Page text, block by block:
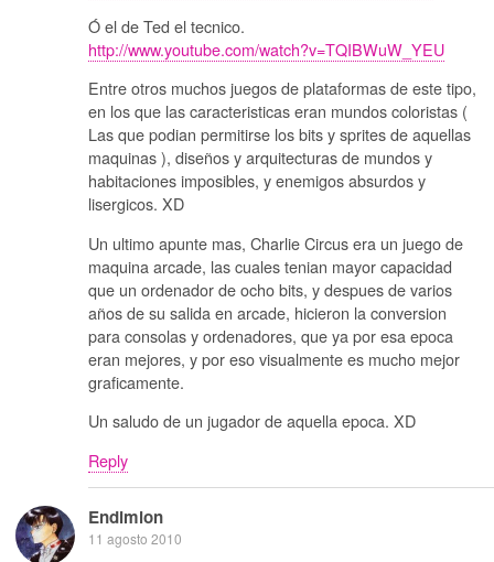
Ó el de Ted el tecnico.
http://www.youtube.com/watch?v=TQIBWuW_YEU
Entre otros muchos juegos de plataformas de este tipo,
en los que las caracteristicas eran mundos coloristas (
Las que podian permitirse los bits y sprites de aquellas
maquinas ), diseños y arquitecturas de mundos y
habitaciones imposibles, y enemigos absurdos y
lisergicos. XD
Un ultimo apunte mas, Charlie Circus era un juego de
maquina arcade, las cuales tenian mayor capacidad
que un ordenador de ocho bits, y despues de varios
años de su salida en arcade, hicieron la conversion
para consolas y ordenadores, que ya por esa epoca
eran mejores, y por eso visualmente es mucho mejor
graficamente.
Un saludo de un jugador de aquella epoca. XD
Reply
Endimion
11 agosto 2010